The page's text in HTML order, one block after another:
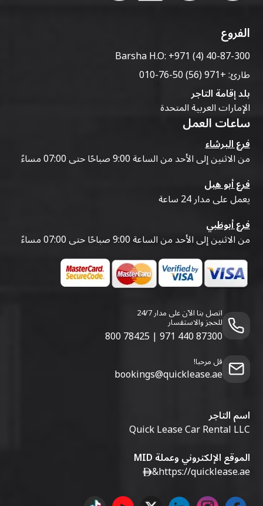
الفروع
Barsha H.O:+971 (4) 40-87-300
طارئ:+971 (56) 50-76-010
بلد إقامة التاجر
الإمارات العربية المتحدة
ساعات العمل
فرع البرشاء
من الاثنين إلى الأحد من الساعة 9:00 صباحًا حتى 07:00 مساءً
فرع أبو هيل
يعمل على مدار 24 ساعة
فرع أبوظبي
من الاثنين إلى الأحد من الساعة 9:00 صباحًا حتى 07:00 مساءً
اتصل بنا الآن على مدار 24/7
للحجز والاستفسار
800 78425 | 971 440 87300
قل مرحبا!
bookings@quicklease.ae
اسم التاجر
Quick Lease Car Rental LLC
الموقع الإلكتروني وعملة MID
https://quicklease.ae
&